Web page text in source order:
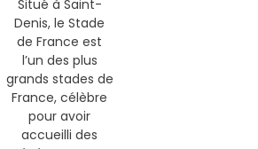
Situé à Saint-
Denis, le Stade
de France est
l’un des plus
grands stades de
France, célèbre
pour avoir
accueilli des